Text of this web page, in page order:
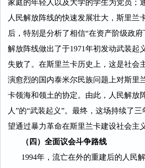
家庭的年轻人以及大学的学生为党员；
人民解放阵线的快速发展壮大，斯里
后，特别是分析了相信“在资产阶级政
解放阵线做出了于1971年初发动武装
失败了。在斯里兰卡历史上，这是社会
演愈烈的国内泰米尔民族问题上对斯里
卡领海和领土的协定。由此，人民解放
人”的“武装起义”。最终，这场持续了
望通过暴力革命在斯里兰卡建设社会主
（四）全面议会斗争路线
1994年，流亡在外的重建后的人民解